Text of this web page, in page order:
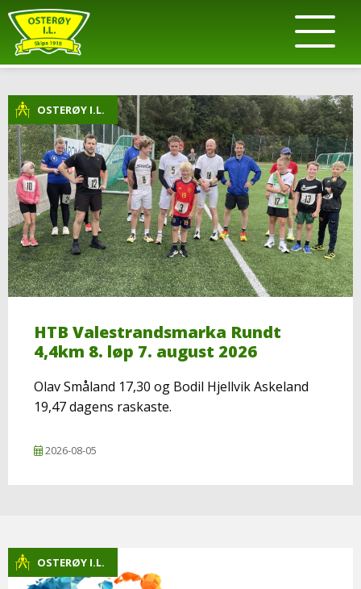
OSTERØY I.L.
HTB Valestrandsmarka Rundt
4,4km 8. løp 7. august 2026
Olav Småland 17,30 og Bodil Hjellvik Askeland
19,47 dagens raskaste.
2026-08-05
OSTERØY I.L.